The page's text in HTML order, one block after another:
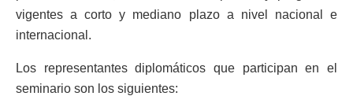
vigentes a corto y mediano plazo a nivel nacional e
internacional.
Los representantes diplomáticos que participan en el
seminario son los siguientes: